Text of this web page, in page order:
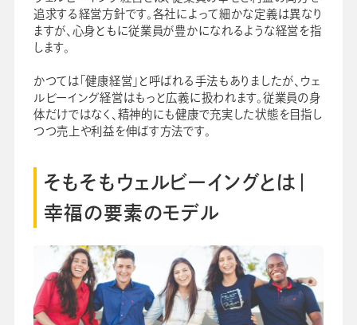
追求する経営方針です。各社によって細かな定義は異なり
ますが、心身ともに従業員が豊かになれるような経営を指
します。
かつては「健康経営」と呼ばれる手法もありましたが、ウェ
ルビーイング経営はもっと広義に扱われます。従業員の身
体だけではなく、精神的にも健康で充実した状態を目指し
つつ売上や利益を伸ばす方法です。
そもそもウェルビーイングとは｜
幸福の要素のモデル